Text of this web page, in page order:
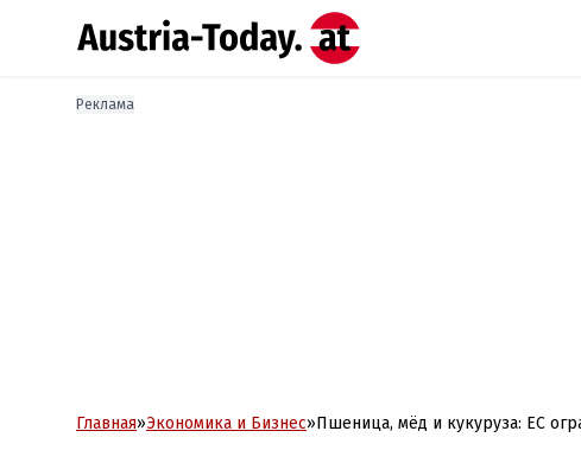
Реклама
Главная»Экономика и Бизнес»Пшеница, мёд и кукуруза: ЕС